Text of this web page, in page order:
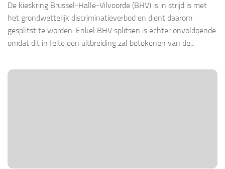
De kieskring Brussel-Halle-Vilvoorde (BHV) is in strijd is met
het grondwettelijk discriminatieverbod en dient daarom
gesplitst te worden. Enkel BHV splitsen is echter onvoldoende
omdat dit in feite een uitbreiding zal betekenen van de...